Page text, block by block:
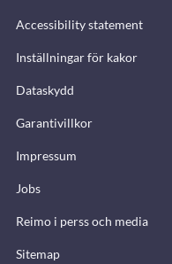
Accessibility statement
Inställningar för kakor
Dataskydd
Garantivillkor
Impressum
Jobs
Reimo i perss och media
Sitemap